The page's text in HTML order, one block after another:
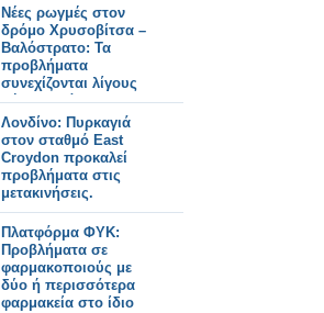
Νέες ρωγμές στον
δρόμο Χρυσοβίτσα –
Βαλόστρατο: Τα
προβλήματα
συνεχίζονται λίγους
μήνες μετά την
ασφαλτόστρωση
Λονδίνο: Πυρκαγιά
στον σταθμό East
Croydon προκαλεί
προβλήματα στις
μετακινήσεις.
Πλατφόρμα ΦΥΚ:
Προβλήματα σε
φαρμακοποιούς με
δύο ή περισσότερα
φαρμακεία στο ίδιο